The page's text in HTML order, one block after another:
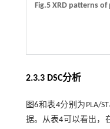
Fig.5 XRD patterns of
2.3.3 DSC分析
图6和表4分别为PLA/ST
据。从表4 可以看出，